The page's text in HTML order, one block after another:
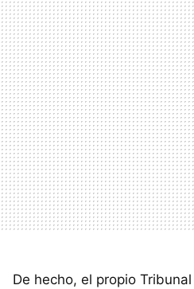
De hecho, el propio